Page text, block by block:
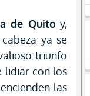
de Quito y,
ya se
triunfo
lidiar con los
las